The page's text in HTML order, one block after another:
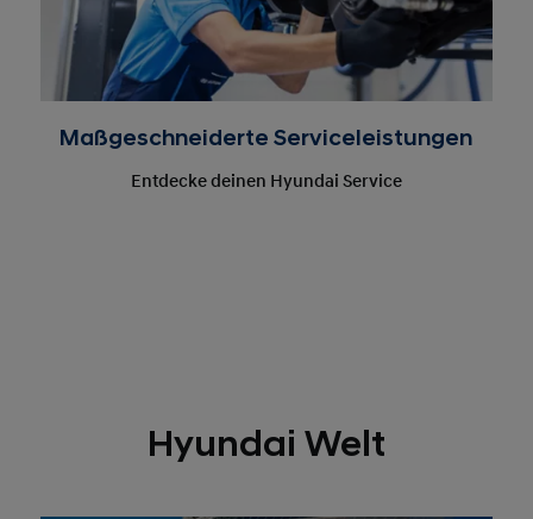
Maßgeschneiderte Serviceleistungen
Entdecke deinen Hyundai Service